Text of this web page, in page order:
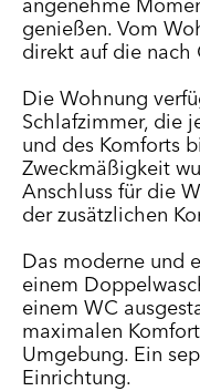
genießen. Vom
direkt auf die nach
Die Wohnung
Schlafzimmer, die
und des Komforts
Zweckmäßigkeit
Anschluss für die
der zusätzlichen
Das moderne und
einem
einem WC
maximalen
Umgebung. Ein
Einrichtung.